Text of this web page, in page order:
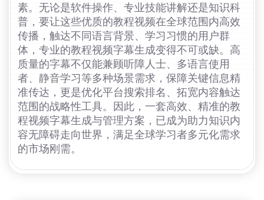
素。无论是软件操作、专业技能讲解还是知识科
普，要让这些优质的教程视频在全球范围内高效
传播，触达不同语言背景、学习习惯的用户群
体，专业的教程视频字幕生成变得不可或缺。高
质量的字幕不仅能兼顾听障人士、多语言使用
者、静音学习等多种场景需求，保障关键信息精
准传达，更是优化平台搜索排名、拓宽内容触达
范围的战略性工具。因此，一套高效、精准的教
程视频字幕生成与管理方案，已成为助力知识内
容无障碍走向世界，满足全球学习者多元化需求
的市场刚需。